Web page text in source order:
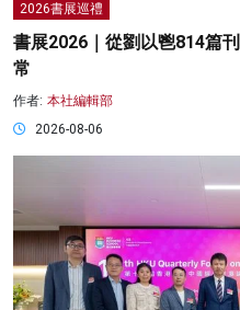
2026書展巡禮
書展2026｜從劉以鬯814篇
常
作者: 本社編輯部
2026-08-06